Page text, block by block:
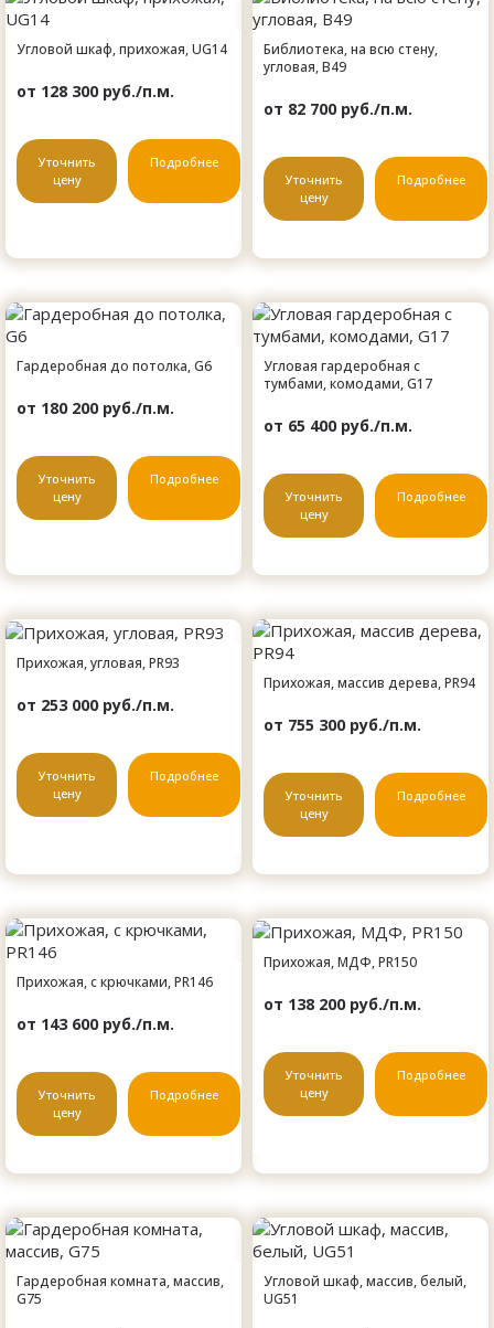
Угловой шкаф, прихожая, UG14
от 128 300 руб./п.м.
Уточнить
цену
Подробнее
Библиотека, на всю стену,
угловая, B49
от 82 700 руб./п.м.
Уточнить
цену
Подробнее
Гардеробная до потолка, G6
от 180 200 руб./п.м.
Уточнить
цену
Подробнее
Угловая гардеробная с
тумбами, комодами, G17
от 65 400 руб./п.м.
Уточнить
цену
Подробнее
Прихожая, угловая, PR93
от 253 000 руб./п.м.
Уточнить
цену
Подробнее
Прихожая, массив дерева, PR94
от 755 300 руб./п.м.
Уточнить
цену
Подробнее
Прихожая, с крючками, PR146
от 143 600 руб./п.м.
Уточнить
цену
Подробнее
Прихожая, МДФ, PR150
от 138 200 руб./п.м.
Уточнить
цену
Подробнее
Гардеробная комната, массив,
G75
Угловой шкаф, массив, белый,
UG51